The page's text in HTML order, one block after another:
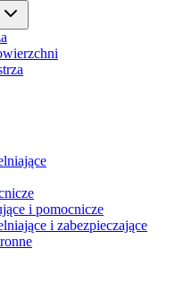
i pomocnicze
i zabezpieczające